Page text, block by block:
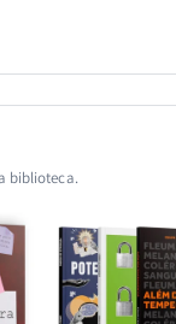
biblioteca.